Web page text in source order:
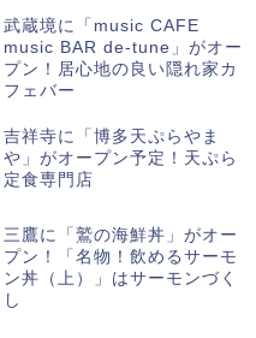
武蔵境に「music CAFE
music BAR de-tune」がオー
プン！居心地の良い隠れ家カ
フェバー
吉祥寺に「博多天ぷらやま
や」がオープン予定！天ぷら
定食専門店
三鷹に「鷲の海鮮丼」がオー
プン！「名物！飲めるサーモ
ン丼（上）」はサーモンづく
し